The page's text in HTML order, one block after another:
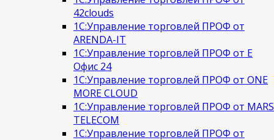
42clouds
1С:Управление торговлей ПРОФ от
ARENDA-IT
1С:Управление торговлей ПРОФ от Е
Офис 24
1С:Управление торговлей ПРОФ от ONE
MORE CLOUD
1С:Управление торговлей ПРОФ от MARS
TELECOM
1С:Управление торговлей ПРОФ от